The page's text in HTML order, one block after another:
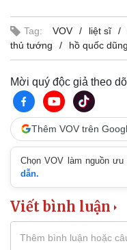
Tag: VOV liệt sĩ
thủ tướng
hồ quốc dũng
Mời quý độc giả theo
Thêm VOV trên
Chọn VOV làm nguồn
dẫn.
Viết bình luận